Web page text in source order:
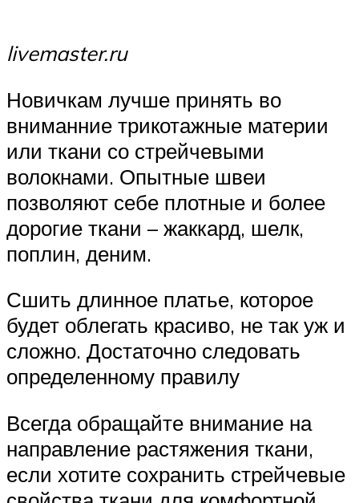
livemaster.ru
Новичкам лучше принять во
вниманние трикотажные материи
или ткани со стрейчевыми
волокнами. Опытные швеи
позволяют себе плотные и более
дорогие ткани – жаккард, шелк,
поплин, деним.
Сшить длинное платье, которое
будет облегать красиво, не так уж и
сложно. Достаточно следовать
определенному правилу
Всегда обращайте внимание на
направление растяжения ткани,
если хотите сохранить стрейчевые